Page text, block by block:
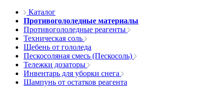
Каталог
Противогололедные материалы
Противогололедные реагенты
Техническая соль
Щебень от гололеда
Пескосоляная смесь (Пескосоль)
Тележки дозаторы
Инвентарь для уборки снега
Шампунь от остатков реагента